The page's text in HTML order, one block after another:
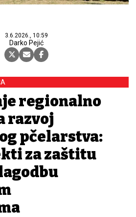
3.6.2026., 10:59
Darko Pejić
regionalno
razvoj
pčelarstva:
za zaštitu